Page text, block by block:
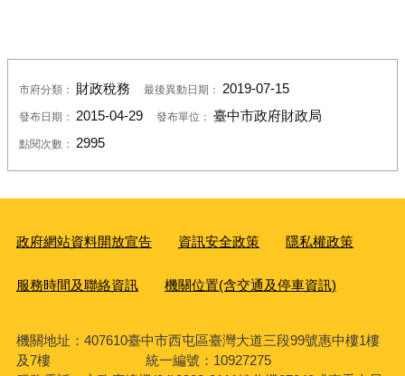
市府分類： 財政稅務 最後異動日期： 2019-07-15
發布日期： 2015-04-29 發布單位： 臺中市政府財政局
點閱次數： 2995
政府網站資料開放宣告 資訊安全政策 隱私權政策
服務時間及聯絡資訊 機關位置(含交通及停車資訊)
機關地址：407610臺中市西屯區臺灣大道三段99號惠中樓1樓
及7樓 統一編號：10927275